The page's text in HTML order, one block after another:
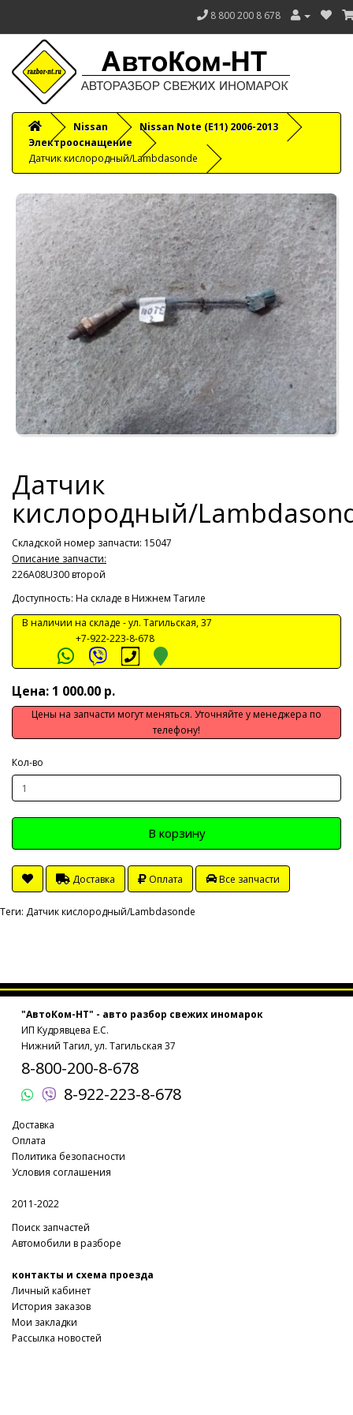
8 800 200 8 678
Nissan
Nissan Note (E11) 2006-2013
Электрооснащение
Датчик кислородный/Lambdasonde
Датчик
кислородный/
Складской номер запчасти: 15047
Описание запчасти:
226A08U300 второй
Доступность: На складе в Нижнем Тагиле
В наличии на складе -ул. Тагильская, 37
+7-922-223-8-678
Цена: 1 000.00 р.
Цены на запчасти могут меняться. Уточняйте у менеджера по
телефону!
Кол-во
В корзину
Доставка Оплата Все запчасти
Теги: Датчик кислородный/Lambdasonde
"АвтоКом-НТ" - авто разбор свежих иномарок
ИП Кудрявцева Е.С.
Нижний Тагил, ул. Тагильская 37
8-800-200-8-678
8-922-223-8-678
Доставка
Оплата
Политика безопасности
Условия соглашения
2011-2022
Поиск запчастей
Автомобили в разборе
контакты и схема проезда
Личный кабинет
История заказов
Мои закладки
Рассылка новостей